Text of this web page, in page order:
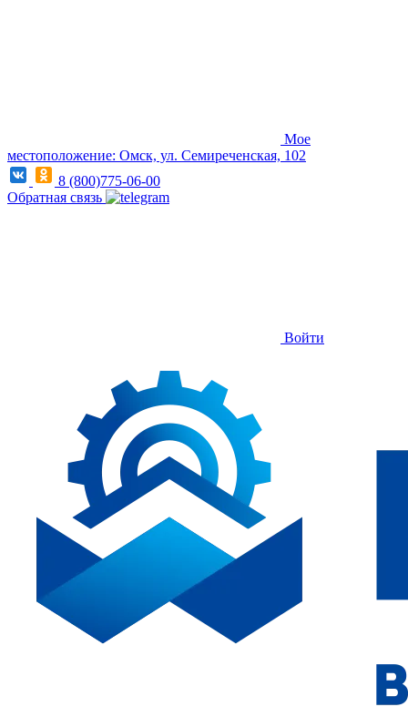
Мое
местоположение: Омск, ул. Семиреченская, 102
8 (800)775-06-00
Обратная связь
Войти